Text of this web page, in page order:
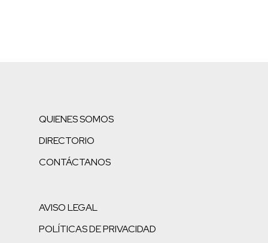
QUIENES SOMOS
DIRECTORIO
CONTÁCTANOS
AVISO LEGAL
POLÍTICAS DE PRIVACIDAD